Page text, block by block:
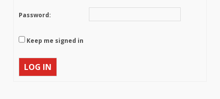
Password:
Keep me signed in
LOG IN